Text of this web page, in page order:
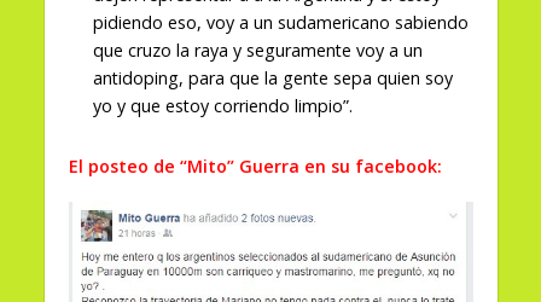
pidiendo eso, voy a un sudamericano sabiendo
que cruzo la raya y seguramente voy a un
antidoping, para que la gente sepa quien soy
yo y que estoy corriendo limpio”.
El posteo de “Mito” Guerra en su facebook: